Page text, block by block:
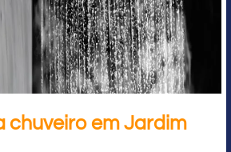
chuveiro em Jardim